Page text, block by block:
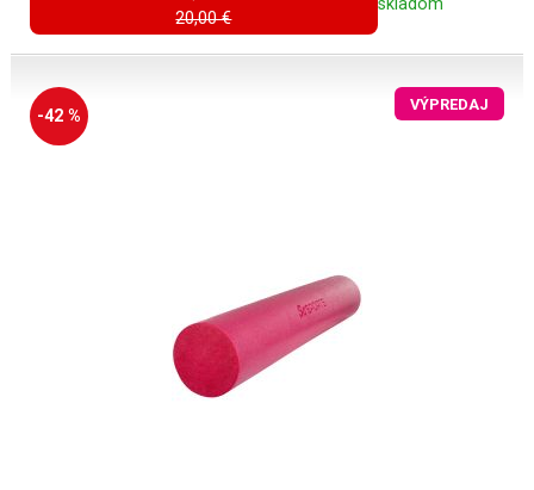
20,00 €
skladom
-42 %
VÝPREDAJ